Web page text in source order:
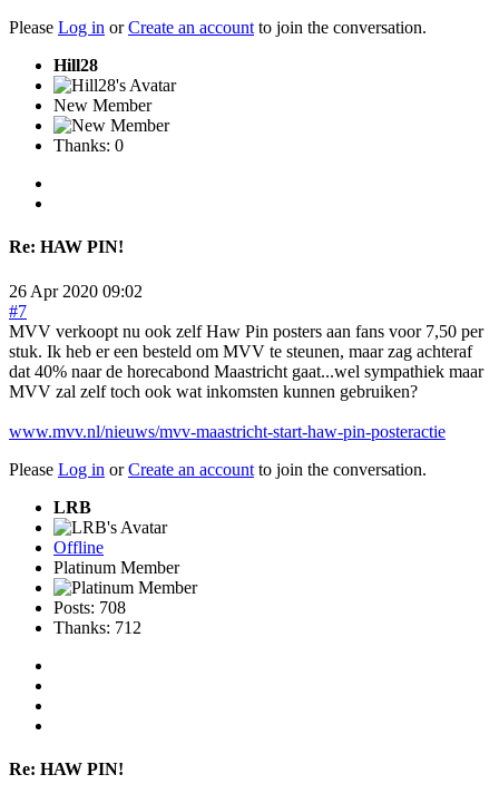
Please Log in orCreate an account to join the conversation.
Hill28
New Member
Thanks: 0
Re: HAW PIN!
26 Apr 2020 09:02
#7
MVV verkoopt nu ook zelf Haw Pin posters aan fans voor 7,50 per
stuk. Ik heb er een besteld om MVV te steunen, maar zag achteraf
dat 40% naar de horecabond Maastricht gaat...wel sympathiek maar
MVV zal zelf toch ook wat inkomsten kunnen gebruiken?
www.mvv.nl/nieuws/mvv-maastricht-start-haw-pin-posteractie
Please Log in orCreate an account to join the conversation.
LRB
Offline
Platinum Member
Posts: 708
Thanks: 712
Re: HAW PIN!